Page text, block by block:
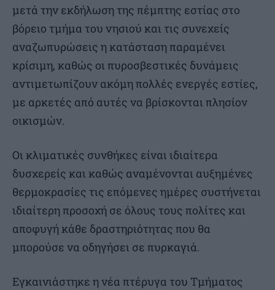
μετά την εκδήλωση της πέμπτης εστίας στο
βόρειο τμήμα του νησιού και τις συνεχείς
αναζωπυρώσεις η κατάσταση παραμένει
κρίσιμη, καθώς οι πυροσβεστικές δυνάμεις
αντιμετωπίζουν ακόμη πολλές ενεργές εστίες,
με αρκετές από αυτές να βρίσκονται πλησίον
οικισμών.
Οι κλιματικές συνθήκες είναι ιδιαίτερα
δυσχερείς και καθώς αναμένονται αυξημένες
θερμοκρασίες τις επόμενες ημέρες συστήνεται
ιδιαίτερη προσοχή σε όλους τους πολίτες και
αποφυγή κάθε δραστηριότητας που θα
μπορούσε να οδηγήσει σε πυρκαγιά.
Εγκαινιάστηκε η νέα πτέρυγα του Τμήματος